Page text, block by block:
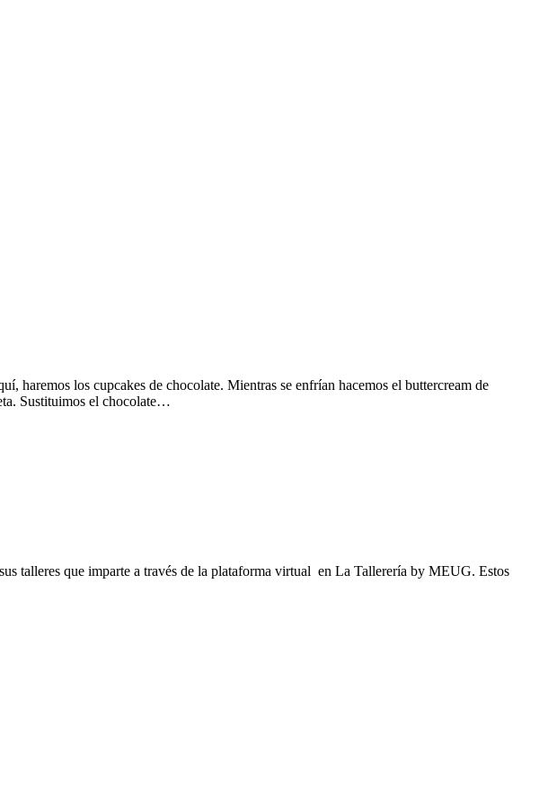
haremos los cupcakes de chocolate. Mientras se enfrían hacemos el buttercream de
Sustituimos el chocolate…
talleres que imparte a través de la plataforma virtual en La Tallerería by MEUG. Estos